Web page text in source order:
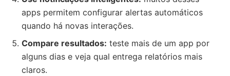
apps permitem configurar alertas automáticos
quando há novas interações.
Compare resultados: teste mais de um app por
alguns dias e veja qual entrega relatórios mais
claros.